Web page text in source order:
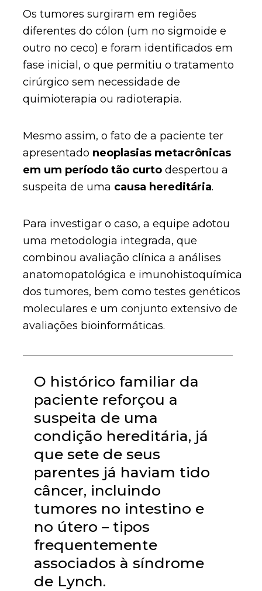
Os tumores surgiram em regiões
diferentes do cólon (um no sigmoide e
outro no ceco) e foram identificados em
fase inicial, o que permitiu o tratamento
cirúrgico sem necessidade de
quimioterapia ou radioterapia.
Mesmo assim, o fato de a paciente ter
apresentado neoplasias metacrônicas
em um período tão curto despertou a
suspeita de uma causa hereditária.
Para investigar o caso, a equipe adotou
uma metodologia integrada, que
combinou avaliação clínica a análises
anatomopatológica e imunohistoquímica
dos tumores, bem como testes genéticos
moleculares e um conjunto extensivo de
avaliações bioinformáticas.
O histórico familiar da
paciente reforçou a
suspeita de uma
condição hereditária, já
que sete de seus
parentes já haviam tido
câncer, incluindo
tumores no intestino e
no útero – tipos
frequentemente
associados à síndrome
de Lynch.